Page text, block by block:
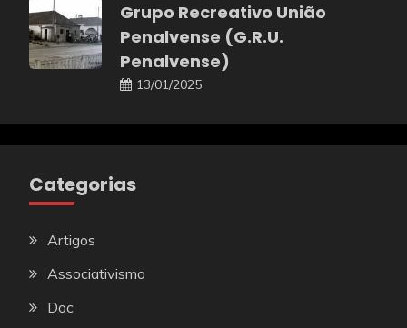
Grupo Recreativo União
Penalvense (G.R.U.
Penalvense)
13/01/2025
Categorias
Artigos
Associativismo
Doc